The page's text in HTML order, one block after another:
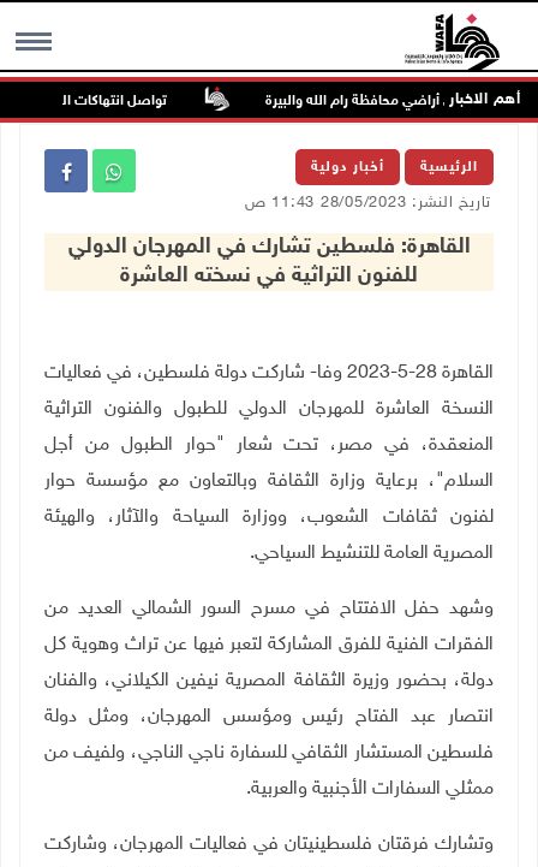
MENU أهم الاخبار تواصل انتهاكات الاحتلال
الرئيسية أخبار دولية
تاريخ النشر: 28/05/2023 11:43 ص
القاهرة: فلسطين تشارك في المهرجان الدولي
للفنون التراثية في نسخته العاشرة
القاهرة 28-5-2023 وفا- شاركت دولة فلسطين، في فعاليات
النسخة العاشرة للمهرجان الدولي للطبول والفنون التراثية
المنعقدة، في مصر، تحت شعار "حوار الطبول من أجل
السلام"، برعاية وزارة الثقافة وبالتعاون مع مؤسسة حوار
لفنون ثقافات الشعوب، ووزارة السياحة والآثار، والهيئة
المصرية العامة للتنشيط السياحي.
وشهد حفل الافتتاح في مسرح السور الشمالي العديد من
الفقرات الفنية للفرق المشاركة لتعبر فيها عن تراث وهوية كل
دولة، بحضور وزيرة الثقافة المصرية نيفين الكيلاني، والفنان
انتصار عبد الفتاح رئيس ومؤسس المهرجان، ومثل دولة
فلسطين المستشار الثقافي للسفارة ناجي الناجي، ولفيف من
ممثلي السفارات الأجنبية والعربية.
وتشارك فرقتان فلسطينيتان في فعاليات المهرجان، وشاركت